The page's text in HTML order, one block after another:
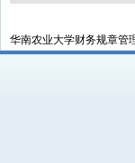
华南农业大学财务规章管